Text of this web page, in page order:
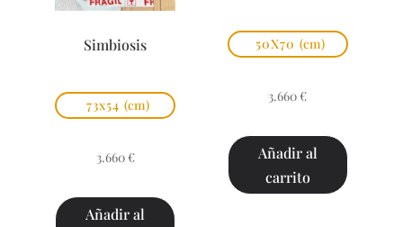
Simbiosis
73x54 (cm)
3.660 €
Añadir al
50X70 (cm)
3.660 €
Añadir al
carrito